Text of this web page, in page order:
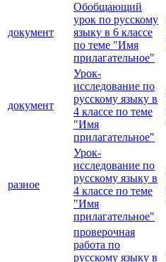
документ
Обобщающий
урок по русскому
языку в 6 классе
по теме "Имя
прилагательное"
документ
Урок-
исследование по
русскому языку в
4 классе по теме
"Имя
прилагательное"
разное
Урок-
исследование по
русскому языку в
4 классе по теме
"Имя
прилагательное"
проверочная
работа по
русскому языку в